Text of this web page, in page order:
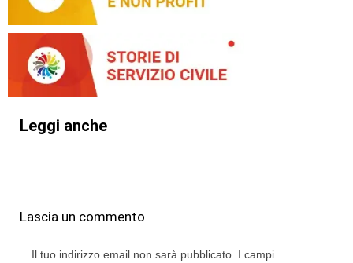
Leggi anche
Lascia un commento
Il tuo indirizzo email non sarà pubblicato. I campi